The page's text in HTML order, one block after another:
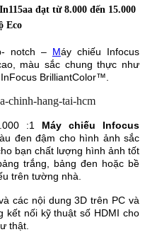
đạt từ 8.000 đến 15.000
Eco
notch – Máy chiếu Infocus
màu sắc chung thực như
BrilliantColor™.
:1 Máy chiếu Infocus
đen đậm cho hình ảnh sắc
bạn chất lượng hình ảnh tốt
trắng, bảng đen hoặc bề
trên tường nhà.
các nội dung 3D trên PC và
kết nối kỹ thuật số HDMI cho
thật.